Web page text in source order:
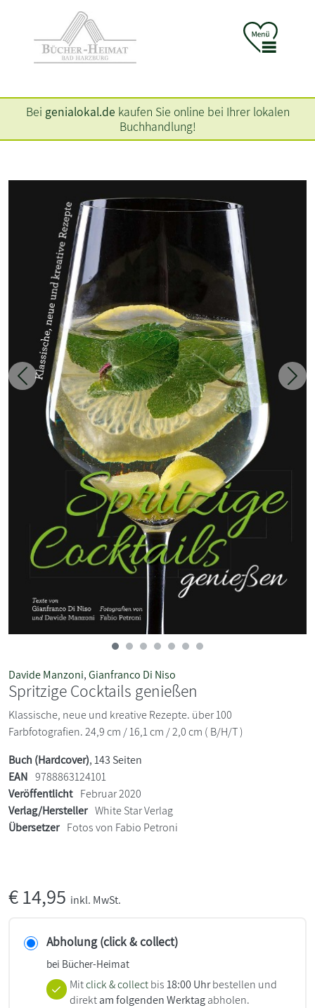
Bei genialokal.de kaufen Sie online bei Ihrer lokalen
Buchhandlung!
Zurück
Davide Manzoni,Gianfranco Di Niso
Spritzige Cocktails genießen
Klassische, neue und kreative Rezepte. über 100
Farbfotografien. 24,9 cm / 16,1 cm / 2,0 cm ( B/H/T )
Buch (Hardcover), 143 Seiten
EAN 9788863124101
Veröffentlicht Februar 2020
Verlag/Hersteller White Star Verlag
Übersetzer Fotos von Fabio Petroni
€14,95 inkl. MwSt.
Abholung (click & collect)
bei Bücher-Heimat
Mitclick & collect bis18:00 Uhrbestellen und
direktam folgenden Werktagabholen.